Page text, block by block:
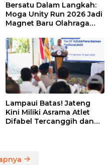
Bersatu Dalam Langkah:
Moga Unity Run 2026 Jadi
Magnet Baru Olahraga
Lampaui Batas! Jateng
Kini Miliki Asrama Atlet
Difabel Tercanggih dan